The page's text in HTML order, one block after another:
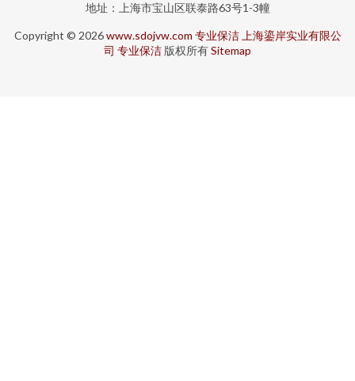
地址：上海市宝山区联泰路63号1-3幢
Copyright © 2026www.sdojvw.com 专业保洁 上海鎏岸实业有限公
司 专业保洁 版权所有Sitemap